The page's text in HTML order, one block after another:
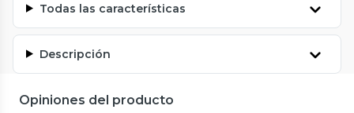
Todas las características
Descripción
Opiniones del producto